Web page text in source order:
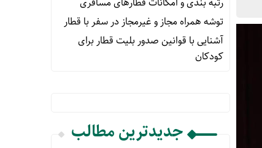
توشه همراه مجاز و غیرمجاز در سفر با قطار
آشنایی با قوانین صدور بلیت قطار برای
کودکان
جدیدترین مطالب